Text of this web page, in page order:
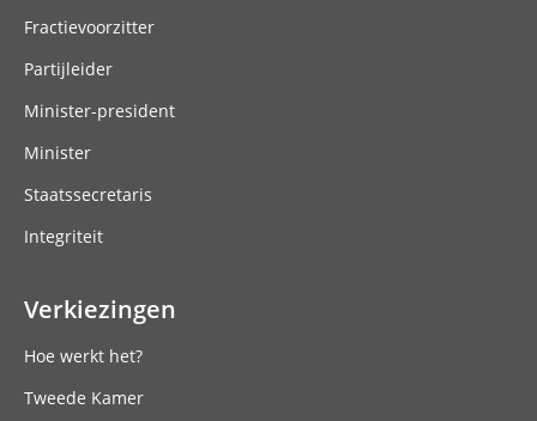
Fractievoorzitter
Partijleider
Minister-president
Minister
Staatssecretaris
Integriteit
Verkiezingen
Hoe werkt het?
Tweede Kamer